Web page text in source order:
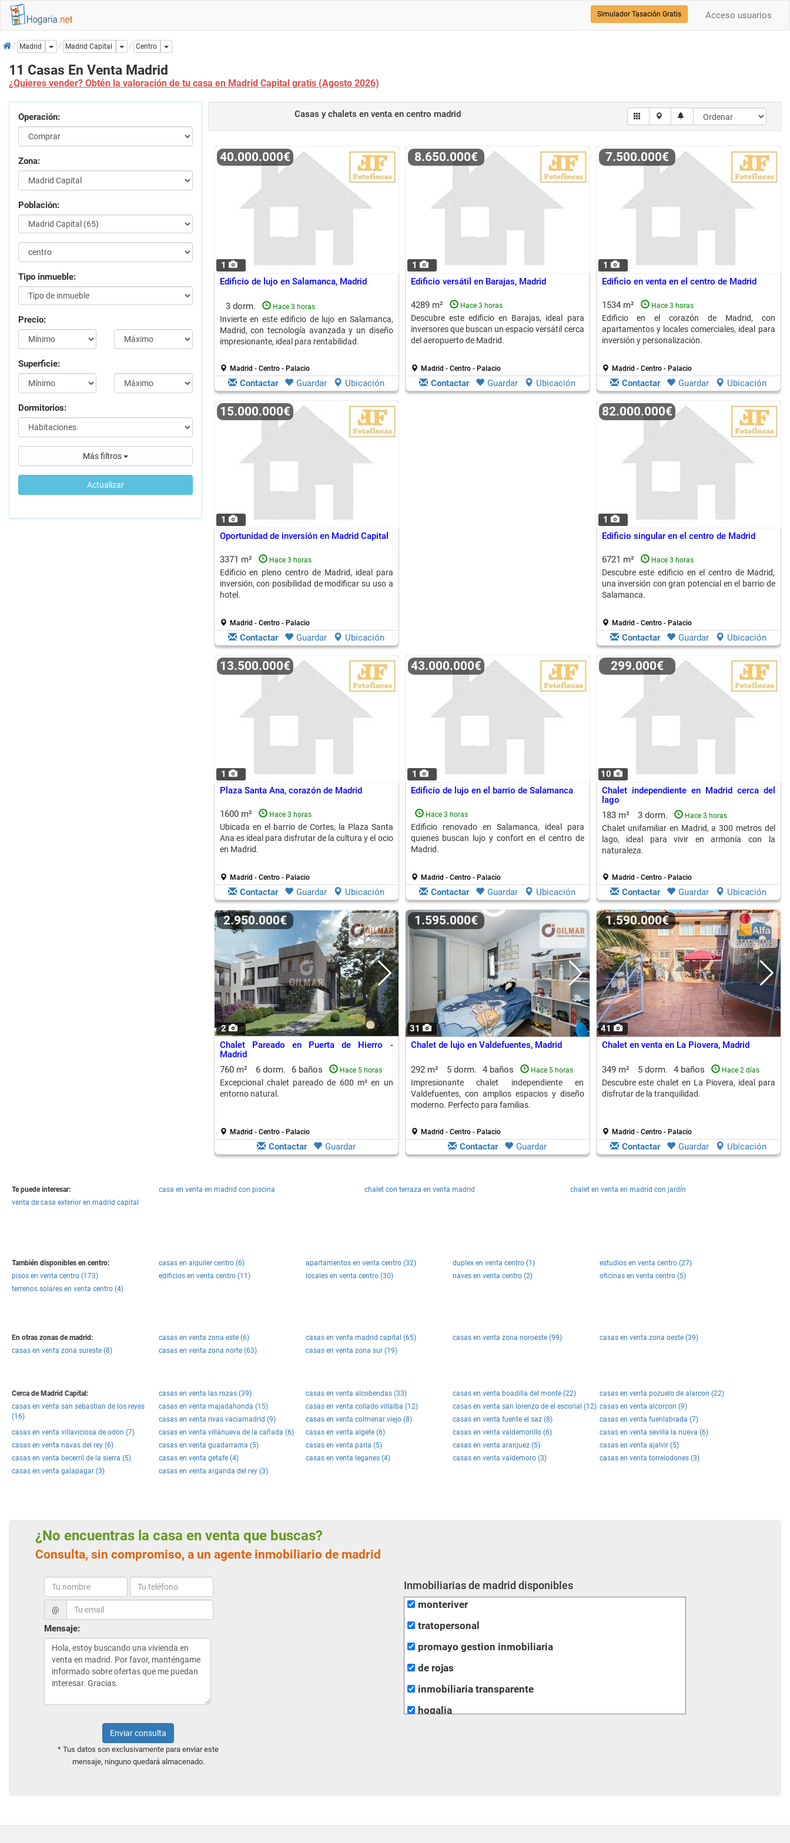
Acceso usuarios
Simulador Tasación Gratis
InicioMadrid Dropdown
Madrid Capital Dropdown
Centro Dropdown
11 Casas En Venta Madrid
¿Quieres vender? Obtén la valoración de tu casa en Madrid Capital gratis (Agosto 2026)
Operación:
Zona:
Población:
Tipo inmueble:
Precio:
Superficie:
Dormitorios:
Más filtros
Actualizar
Casas y chalets en venta en centro madrid
1
40.000.000€
Edificio de lujo en Salamanca, Madrid
3 dorm. Hace 3 horas
Invierte en este edificio de lujo en Salamanca,
Madrid, con tecnología avanzada y un diseño
impresionante, ideal para rentabilidad.
Madrid - Centro - Palacio
Contactar Guardar Ubicación
1
8.650.000€
Edificio versátil en Barajas, Madrid
4289 m² Hace 3 horas
Descubre este edificio en Barajas, ideal para
inversores que buscan un espacio versátil cerca
del aeropuerto de Madrid.
Madrid - Centro - Palacio
Contactar Guardar Ubicación
1
7.500.000€
Edificio en venta en el centro de Madrid
1534 m² Hace 3 horas
Edificio en el corazón de Madrid, con
apartamentos y locales comerciales, ideal para
inversión y personalización.
Madrid - Centro - Palacio
Contactar Guardar Ubicación
1
15.000.000€
Oportunidad de inversión en Madrid Capital
3371 m² Hace 3 horas
Edificio en pleno centro de Madrid, ideal para
inversión, con posibilidad de modificar su uso a
hotel.
Madrid - Centro - Palacio
Contactar Guardar Ubicación
1
82.000.000€
Edificio singular en el centro de Madrid
6721 m² Hace 3 horas
Descubre este edificio en el centro de Madrid,
una inversión con gran potencial en el barrio de
Salamanca.
Madrid - Centro - Palacio
Contactar Guardar Ubicación
1
13.500.000€
Plaza Santa Ana, corazón de Madrid
1600 m² Hace 3 horas
Ubicada en el barrio de Cortes, la Plaza Santa
Ana es ideal para disfrutar de la cultura y el ocio
en Madrid.
Madrid - Centro - Palacio
Contactar Guardar Ubicación
1
43.000.000€
Edificio de lujo en el barrio de Salamanca
Hace 3 horas
Edificio renovado en Salamanca, ideal para
quienes buscan lujo y confort en el centro de
Madrid.
Madrid - Centro - Palacio
Contactar Guardar Ubicación
10
299.000€
Chalet independiente en Madrid cerca del
lago
183 m²
3 dorm. Hace 3 horas
Chalet unifamiliar en Madrid, a 300 metros del
lago, ideal para vivir en armonía con la
naturaleza.
Madrid - Centro - Palacio
Contactar Guardar Ubicación
2
2.950.000€
Chalet Pareado en Puerta de Hierro -
Madrid
760 m²
6 dorm. 6 baños Hace 5 horas
Excepcional chalet pareado de 600 m² en un
entorno natural.
Madrid - Centro - Palacio
Contactar Guardar
31
1.595.000€
Chalet de lujo en Valdefuentes, Madrid
292 m² 5 dorm. 4 baños Hace 5 horas
Impresionante chalet independiente en
Valdefuentes, con amplios espacios y diseño
moderno. Perfecto para familias.
Madrid - Centro - Palacio
Contactar Guardar
41
1.590.000€
Chalet en venta en La Piovera, Madrid
349 m² 5 dorm. 4 baños Hace 2 días
Descubre este chalet en La Piovera, ideal para
disfrutar de la tranquilidad.
Madrid - Centro - Palacio
Contactar Guardar Ubicación
Te puede interesar: casa en venta en madrid con piscina chalet con terraza en venta madrid
chalet en venta en madrid con jardín
venta de casa exterior en madrid capital
También disponibles en centro: casas en alquiler centro (6) apartamentos en venta centro (32) duplex en venta centro (1)
estudios en venta centro (27)
pisos en venta centro (173)
edificios en venta centro (11) locales en venta centro (30) naves en venta centro (2)
oficinas en venta centro (5)
terrenos solares en venta centro (4)
En otras zonas de madrid: casas en venta zona este (6) casas en venta madrid capital (65) casas en venta zona noroeste (99)
casas en venta zona oeste (39)
casas en venta zona sureste (8)
casas en venta zona norte (63) casas en venta zona sur (19)
Cerca de Madrid Capital: casas en venta las rozas (39) casas en venta alcobendas (33) casas en venta boadilla del monte (22)
casas en venta pozuelo de alarcon (22)
casas en venta san sebastian de los reyes
(16)
casas en venta majadahonda (15) casas en venta collado villalba (12) casas en venta san lorenzo de el escorial (12) casas en venta alcorcon (9)
casas en venta rivas vaciamadrid (9)
casas en venta colmenar viejo (8) casas en venta fuente el saz (8)
casas en venta fuenlabrada (7)
casas en venta villaviciosa de odon (7)
casas en venta villanueva de la cañada (6) casas en venta algete (6) casas en venta valdemorillo (6)
casas en venta sevilla la nueva (6)
casas en venta navas del rey (6)
casas en venta guadarrama (5) casas en venta parla (5) casas en venta aranjuez (5)
casas en venta ajalvir (5)
casas en venta becerril de la sierra (5)
casas en venta getafe (4) casas en venta leganes (4) casas en venta valdemoro (3)
casas en venta torrelodones (3)
casas en venta galapagar (3)
casas en venta arganda del rey (3)
¿No encuentras la casa en venta que buscas?
Consulta, sin compromiso, a un agente inmobiliario de madrid
@
Mensaje:
Enviar consulta
* Tus datos son exclusivamente para enviar este
mensaje, ninguno quedará almacenado.
Inmobiliarias de madrid disponibles
monteriver
tratopersonal
promayo gestion inmobiliaria
de rojas
inmobiliaria transparente
hogalia